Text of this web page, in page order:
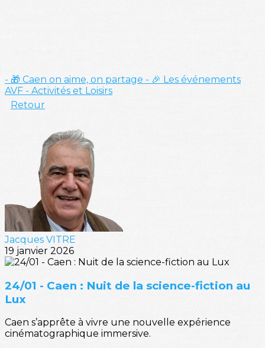
- 🎁 Caen on aime, on partage - 🎉 Les événements
AVF - Activités et Loisirs
Retour
Jacques VITRE
19 janvier 2026
24/01 - Caen : Nuit de la science-fiction au
Lux
Caen s’apprête à vivre une nouvelle expérience
cinématographique immersive.